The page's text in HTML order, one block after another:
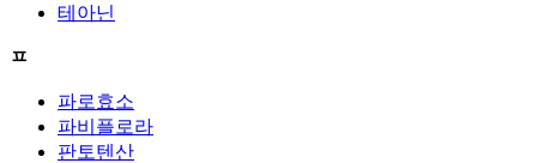
테아닌
ㅍ
파로효소
파비플로라
판토텐산